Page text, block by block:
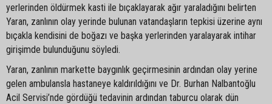
yerlerinden öldürmek kasti ile bıçaklayarak ağır yaraladığını belirten
Yaran, zanlının olay yerinde bulunan vatandaşların tepkisi üzerine aynı
bıçakla kendisini de boğazı ve başka yerlerinden yaralayarak intihar
girişimde bulunduğunu söyledi.
Yaran, zanlının markette baygınlık geçirmesinin ardından olay yerine
gelen ambulansla hastaneye kaldırıldığını ve Dr. Burhan Nalbantoğlu
Acil Servisi’nde gördüğü tedavinin ardından taburcu olarak dün